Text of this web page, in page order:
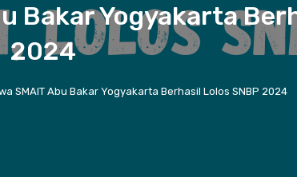
Bakar Yogyakarta
2024
SMAIT Abu Bakar Yogyakarta Berhasil Lolos SNBP 2024